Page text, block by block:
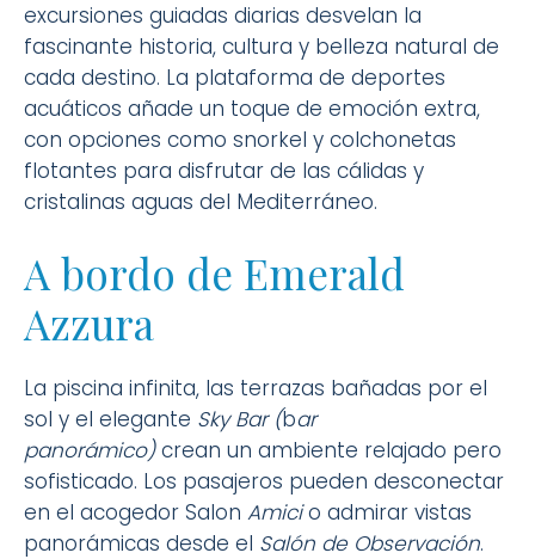
excursiones guiadas diarias desvelan la
fascinante historia, cultura y belleza natural de
cada destino. La plataforma de deportes
acuáticos añade un toque de emoción extra,
con opciones como snorkel y colchonetas
flotantes para disfrutar de las cálidas y
cristalinas aguas del Mediterráneo.
A bordo de Emerald
Azzura
La piscina infinita, las terrazas bañadas por el
sol y el elegante Sky Bar (bar
panorámico)crean un ambiente relajado pero
sofisticado. Los pasajeros pueden desconectar
en el acogedor Salon Amicio admirar vistas
panorámicas desde el Salón de Observación.